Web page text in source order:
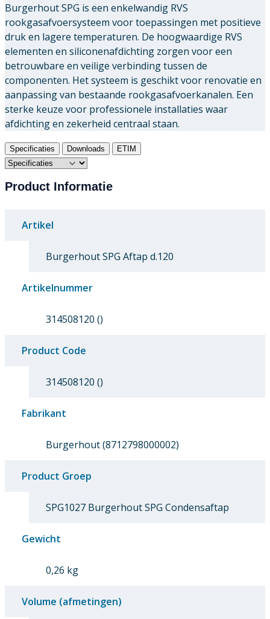
Burgerhout SPG is een enkelwandig RVS
rookgasafvoersysteem voor toepassingen met positieve
druk en lagere temperaturen. De hoogwaardige RVS
elementen en siliconenafdichting zorgen voor een
betrouwbare en veilige verbinding tussen de
componenten. Het systeem is geschikt voor renovatie en
aanpassing van bestaande rookgasafvoerkanalen. Een
sterke keuze voor professionele installaties waar
afdichting en zekerheid centraal staan.
Specificaties Downloads ETIM
Product Informatie
Artikel
Burgerhout SPG Aftap d.120
Artikelnummer
314508120 ()
Product Code
314508120 ()
Fabrikant
Burgerhout (8712798000002)
Product Groep
SPG1027 Burgerhout SPG Condensaftap
Gewicht
0,26 kg
Volume (afmetingen)